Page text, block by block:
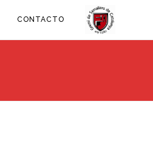
CONTACTO